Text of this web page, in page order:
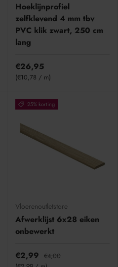
Hoeklijnprofiel
zelfklevend 4 mm tbv
PVC klik zwart, 250 cm
lang
€26,95
Eenheid prijs
€10,78 / m
25% korting
Vloerenoutletstore
Afwerklijst 6x28 eiken
onbewerkt
€2,99 €4,00